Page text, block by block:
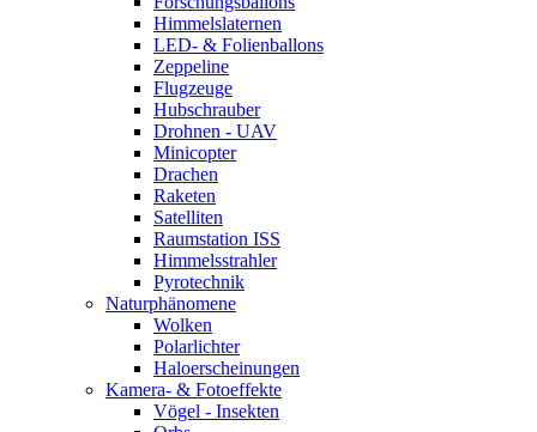
Himmelslaternen
LED- & Folienballons
Zeppeline
Flugzeuge
Hubschrauber
Drohnen - UAV
Minicopter
Drachen
Raketen
Satelliten
Raumstation ISS
Himmelsstrahler
Pyrotechnik
Naturphänomene
Wolken
Polarlichter
Haloerscheinungen
Kamera- & Fotoeffekte
Vögel - Insekten